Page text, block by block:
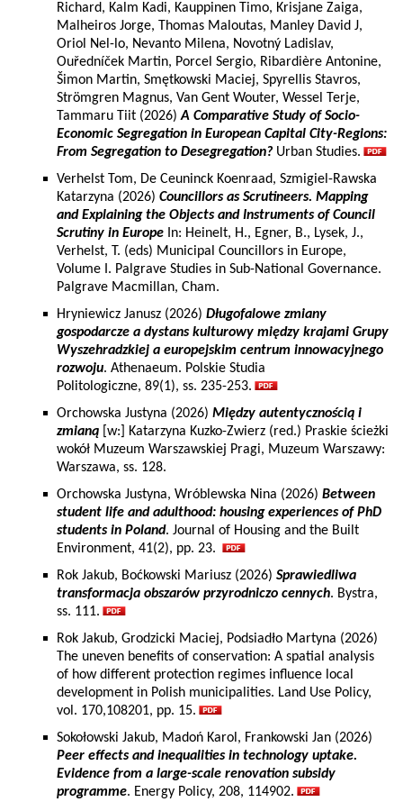
Richard, Kalm Kadi, Kauppinen Timo, Krisjane Zaiga,
Malheiros Jorge, Thomas Maloutas, Manley David J,
Oriol Nel-lo, Nevanto Milena, Novotný Ladislav,
Ouředníček Martin, Porcel Sergio, Ribardière Antonine,
Šimon Martin, Smętkowski Maciej, Spyrellis Stavros,
Strömgren Magnus, Van Gent Wouter, Wessel Terje,
Tammaru Tiit (2026)A Comparative Study of Socio-
Economic Segregation in European Capital City-Regions:
From Segregation to Desegregation? Urban Studies.
Verhelst Tom, De Ceuninck Koenraad, Szmigiel-Rawska
Katarzyna (2026) Councillors as Scrutineers. Mapping
and Explaining the Objects and Instruments of Council
Scrutiny in Europe In: Heinelt, H., Egner, B., Lysek, J.,
Verhelst, T. (eds) Municipal Councillors in Europe,
Volume I. Palgrave Studies in Sub-National Governance.
Palgrave Macmillan, Cham.
Hryniewicz Janusz (2026) Długofalowe zmiany
gospodarcze a dystans kulturowy między krajami Grupy
Wyszehradzkiej a europejskim centrum innowacyjnego
rozwoju. Athenaeum. Polskie Studia
Politologiczne, 89(1), ss. 235-253.
Orchowska Justyna (2026) Między autentycznością i
zmianą [w:] Katarzyna Kuzko-Zwierz (red.) Praskie ścieżki
wokół Muzeum Warszawskiej Pragi, Muzeum Warszawy:
Warszawa, ss. 128.
Orchowska Justyna, Wróblewska Nina (2026) Between
student life and adulthood: housing experiences of PhD
students in Poland. Journal of Housing and the Built
Environment, 41(2), pp. 23.
Rok Jakub, Boćkowski Mariusz (2026) Sprawiedliwa
transformacja obszarów przyrodniczo cennych. Bystra,
ss. 111.
Rok Jakub, Grodzicki Maciej, Podsiadło Martyna (2026)
The uneven benefits of conservation: A spatial analysis
of how different protection regimes influence local
development in Polish municipalities. Land Use Policy,
vol. 170,108201, pp. 15.
Sokołowski Jakub, Madoń Karol, Frankowski Jan (2026)
Peer effects and inequalities in technology uptake.
Evidence from a large-scale renovation subsidy
programme. Energy Policy, 208, 114902.